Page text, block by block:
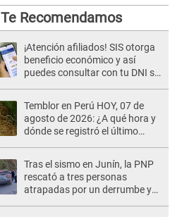
Te Recomendamos
¡Atención afiliados! SIS otorga
beneficio económico y así
puedes consultar con tu DNI si
Temblor en Perú HOY, 07 de
agosto de 2026: ¿A qué hora y
dónde se registró el último
Tras el sismo en Junín, la PNP
rescató a tres personas
atrapadas por un derrumbe y